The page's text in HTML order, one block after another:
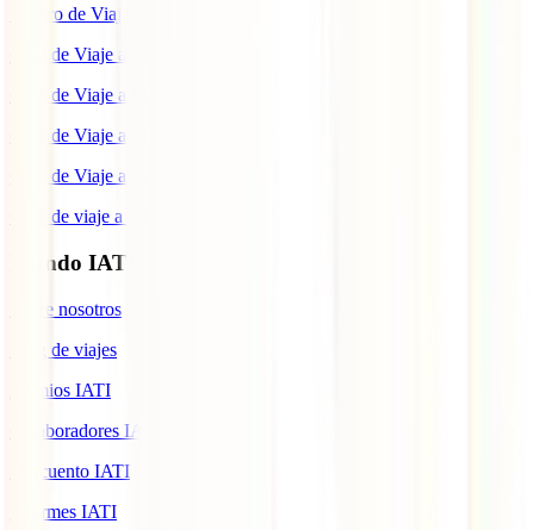
Seguro de Viaje a Colombia
Guía de Viaje a Estados Unidos
Guía de Viaje a México
Guía de Viaje a Marruecos
Guía de Viaje a Cuba
Guía de viaje a Indonesia
Mundo IATI
Sobre nosotros
Blog de viajes
Premios IATI
Colaboradores IATI
Descuento IATI
Informes IATI